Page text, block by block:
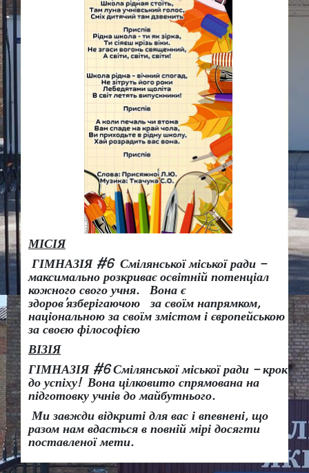
МІСІЯ
ГІМНАЗІЯ #6 Смілянської міської ради –
максимально розкриває освітній потенціал
кожного свого учня.
Вона є
здоров’язберігаючою за своїм напрямком,
національною за своїм змістом і європейською
за своєю філософією
ВІЗІЯ
ГІМНАЗІЯ #6 Смілянської міської ради – крок
до успіху! Вона цілковито спрямована на
підготовку учнів до майбутнього.
Ми завжди відкриті для вас і впевнені, що
разом нам вдасться в повній мірі досягти
поставленої мети.